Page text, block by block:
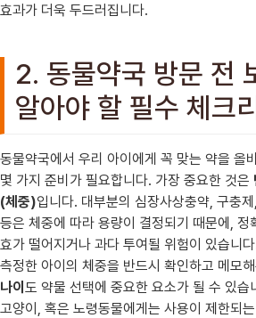
효과가 더욱 두드러집니다.
2. 동물약국 방문 전
알아야 할 필수 체크
동물약국에서 우리 아이에게 꼭 맞는 약을 올
몇 가지 준비가 필요합니다. 가장 중요한 것은
(체중)입니다. 대부분의 심장사상충약, 구충
등은 체중에 따라 용량이 결정되기 때문에, 정
효가 떨어지거나 과다 투여될 위험이 있습니
측정한 아이의 체중을 반드시 확인하고 메모
나이 도 약물 선택에 중요한 요소가 될 수 있
고양이, 혹은 노령동물에게는 사용이 제한되